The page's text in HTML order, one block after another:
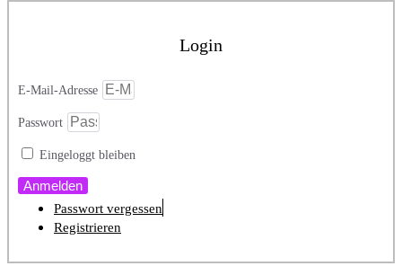
Login
E-Mail-Adresse
Passwort
Eingeloggt bleiben
Anmelden
Passwort vergessen
Registrieren